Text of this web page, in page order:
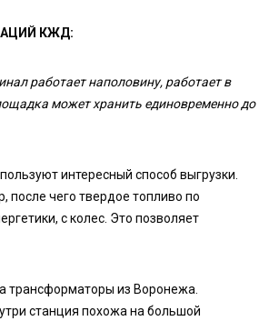
КЖД:
работает наполовину, работает в
может хранить единовременно до
интересный способ выгрузки.
чего твердое топливо по
с колес. Это позволяет
трансформаторы из Воронежа.
станция похожа на большой